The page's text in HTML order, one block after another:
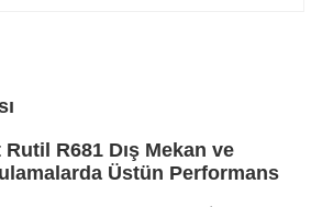
R681 Dış Mekan ve
Üstün Performans